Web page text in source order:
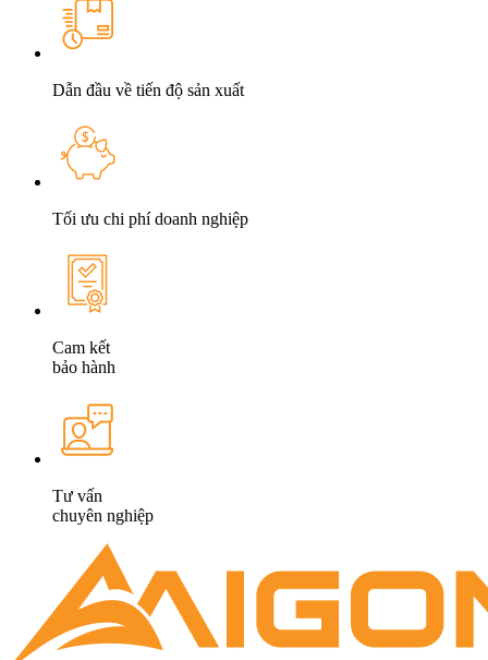
Dẫn đầu về tiến độ sản xuất
Tối ưu chi phí doanh nghiệp
Cam kết
bảo hành
Tư vấn
chuyên nghiệp